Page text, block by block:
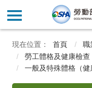
首頁
職
勞工體格及健康檢查
一般及特殊體格（健